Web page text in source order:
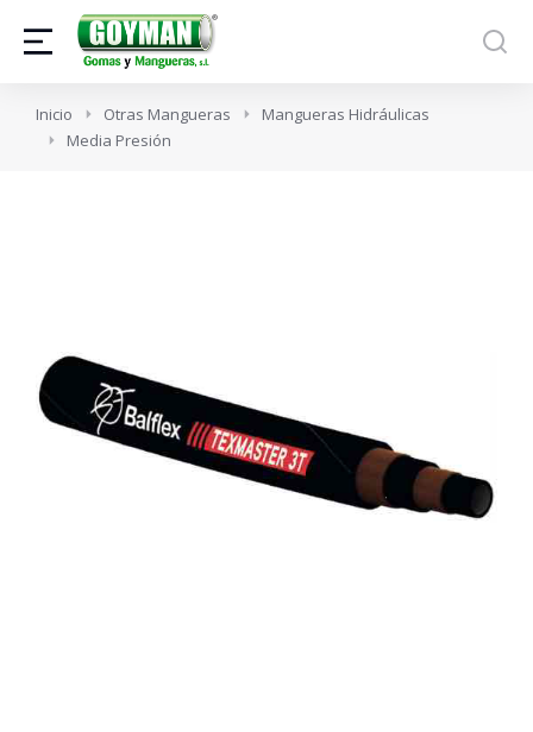
Estás aquí:
Inicio Otras Mangueras
Mangueras Hidráulicas
Media Presión